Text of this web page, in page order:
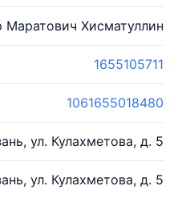
Маратович Хисматуллин
1655105711
1061655018480
ул. Кулахметова, д. 5
ул. Кулахметова, д. 5